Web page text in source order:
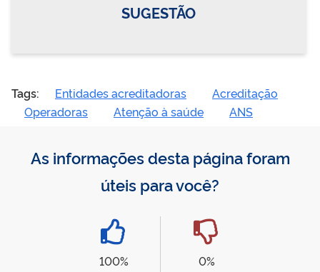
SUGESTÃO
Tags: Entidades acreditadoras
Acreditação
Operadoras
Atenção à saúde ANS
As informações desta página foram
úteis para você?
100%
0%